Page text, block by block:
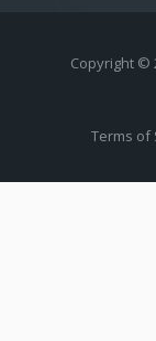
Copyright ©
Terms of